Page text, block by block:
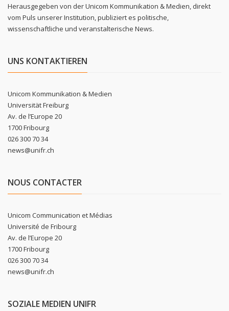
Herausgegeben von der Unicom Kommunikation & Medien, direkt
vom Puls unserer Institution, publiziert es politische,
wissenschaftliche und veranstalterische News.
UNS KONTAKTIEREN
Unicom Kommunikation & Medien
Universität Freiburg
Av. de l’Europe 20
1700 Fribourg
026 300 70 34
news@unifr.ch
NOUS CONTACTER
Unicom Communication et Médias
Université de Fribourg
Av. de l’Europe 20
1700 Fribourg
026 300 70 34
news@unifr.ch
SOZIALE MEDIEN UNIFR